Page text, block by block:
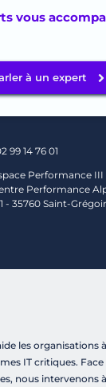
vous
à un expert
99 14 76 01
Performance III
Performance
- 35760 Saint-
les organisations
IT critiques.
nous intervenons